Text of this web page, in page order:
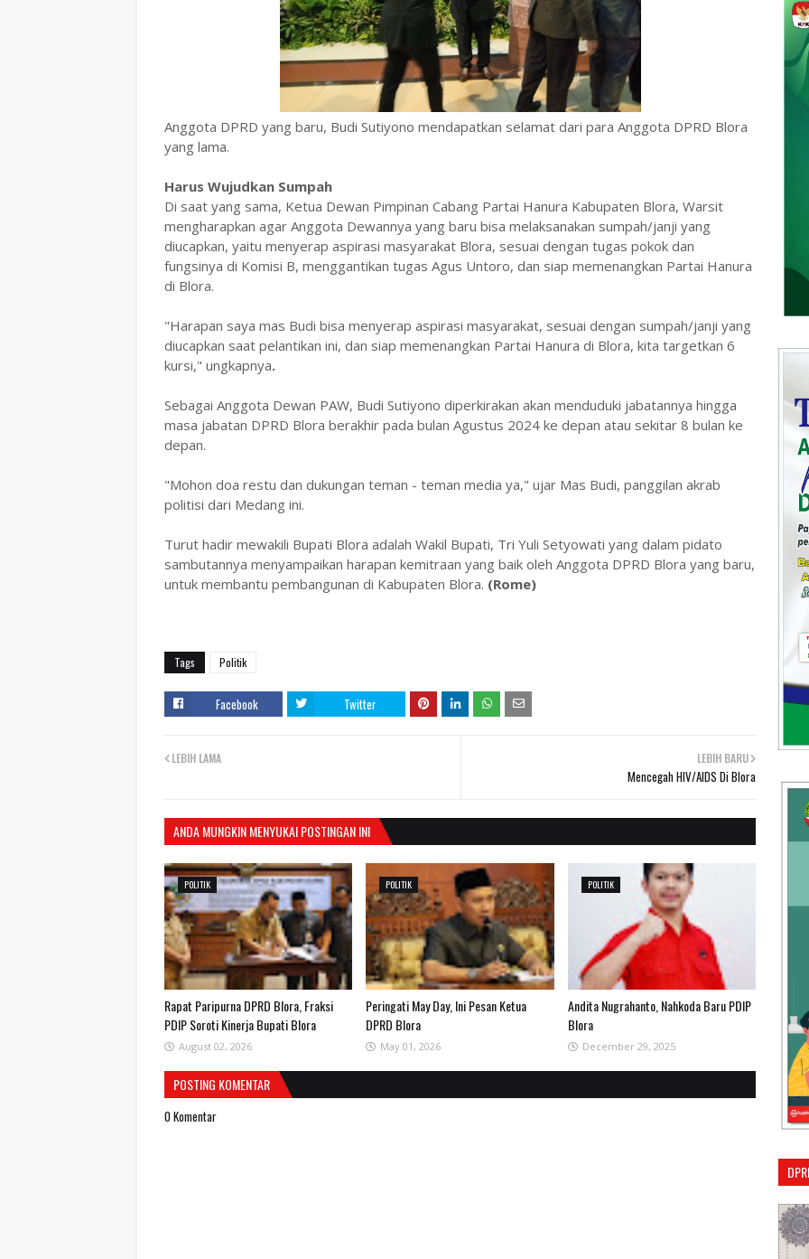
Anggota DPRD yang baru, Budi Sutiyono mendapatkan selamat dari para Anggota DPRD Blora
yang lama.
Harus Wujudkan Sumpah
Di saat yang sama, Ketua Dewan Pimpinan Cabang Partai Hanura Kabupaten Blora, Warsit
mengharapkan agar Anggota Dewannya yang baru bisa melaksanakan sumpah/janji yang
diucapkan, yaitu menyerap aspirasi masyarakat Blora, sesuai dengan tugas pokok dan
fungsinya di Komisi B, menggantikan tugas Agus Untoro, dan siap memenangkan Partai Hanura
di Blora.
"Harapan saya mas Budi bisa menyerap aspirasi masyarakat, sesuai dengan sumpah/janji yang
diucapkan saat pelantikan ini, dan siap memenangkan Partai Hanura di Blora, kita targetkan 6
kursi," ungkapnya.
Sebagai Anggota Dewan PAW, Budi Sutiyono diperkirakan akan menduduki jabatannya hingga
masa jabatan DPRD Blora berakhir pada bulan Agustus 2024 ke depan atau sekitar 8 bulan ke
depan.
"Mohon doa restu dan dukungan teman - teman media ya," ujar Mas Budi, panggilan akrab
politisi dari Medang ini.
Turut hadir mewakili Bupati Blora adalah Wakil Bupati, Tri Yuli Setyowati yang dalam pidato
sambutannya menyampaikan harapan kemitraan yang baik oleh Anggota DPRD Blora yang baru,
untuk membantu pembangunan di Kabupaten Blora. (Rome)
Tags Politik
Facebook Twitter
LEBIH BARU
Mencegah HIV/AIDS Di Blora
LEBIH LAMA
ANDA MUNGKIN MENYUKAI POSTINGAN INI
POLITIK
Rapat Paripurna DPRD Blora, Fraksi
PDIP Soroti Kinerja Bupati Blora
August 02, 2026
POLITIK
Peringati May Day, Ini Pesan Ketua
DPRD Blora
May 01, 2026
POLITIK
Andita Nugrahanto, Nahkoda Baru PDIP
Blora
December 29, 2025
POSTING KOMENTAR
0 Komentar